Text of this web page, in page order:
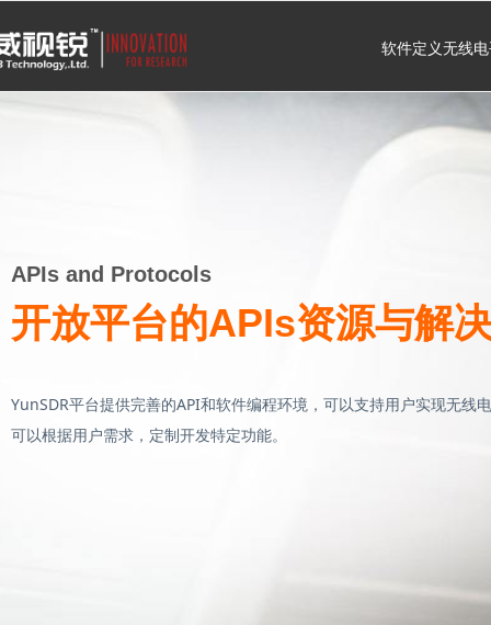
软件定义无线
YunSDR平台提供完善的API和软件编程环境，可以支持用户实现无线
可以根据用户需求，定制开发特定功能。
开放平台的APIs资源与解
APIs and Protocols